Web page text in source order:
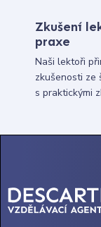
Zkušení
praxe
Naši lektoři
zkušenosti ze
s praktickými